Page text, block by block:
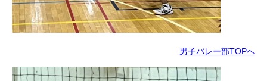
男子バレー部TOPへ